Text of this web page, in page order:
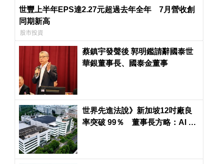
世豐上半年EPS達2.27元超過去年全年 7月營收創
同期新高
股市投資
蔡鎮宇發聲後 郭明鑑請辭國泰世
華銀董事長、國泰金董事
世界先進法說》新加坡12吋廠良
率突破 99％ 董事長方略：AI 供